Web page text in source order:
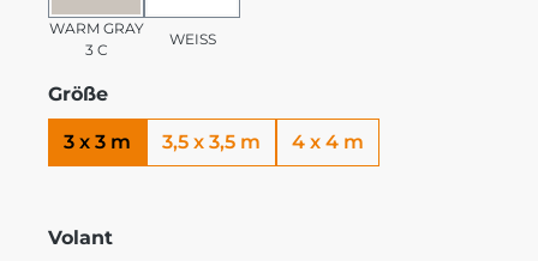
WARM GRAY 3 C
WARM GRAY
3 C
WEISS
WEISS
Größe
3 x 3 m 3,5 x 3,5 m 4 x 4 m
Volant